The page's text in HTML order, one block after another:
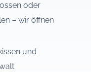
oder
– wir öffnen
und